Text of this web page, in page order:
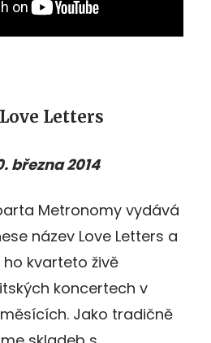
Letters
března 2014
Metronomy vydává
název Love Letters a
kvarteto živě
koncertech v
Jako tradičně